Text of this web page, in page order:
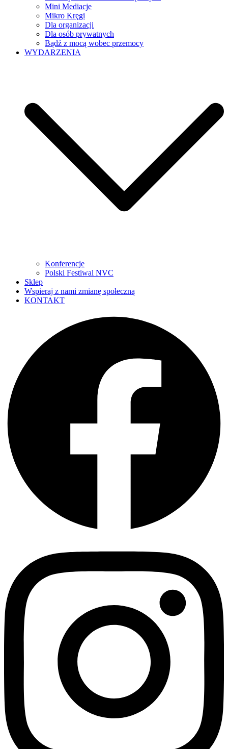
Mini Mediacje
Mikro Kręgi
Dla organizacji
Dla osób prywatnych
Bądź z mocą wobec przemocy
WYDARZENIA
Konferencje
Polski Festiwal NVC
Sklep
Wspieraj z nami zmianę społeczną
KONTAKT